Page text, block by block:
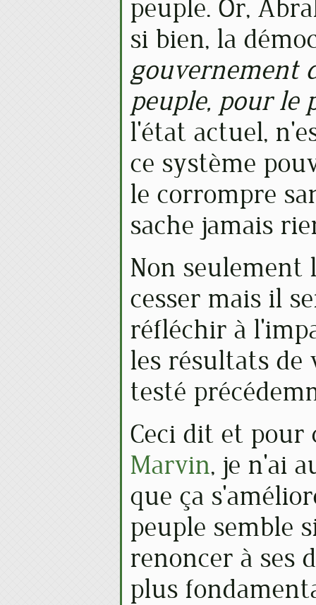
peuple. Or,
si bien, la
gouvernement
peuple, pour le
l'état actuel,
ce système
le corrompre
sache jamais
Non seulement
cesser mais il
réfléchir à
les résultats de
testé
Ceci dit et pour
Marvin, je n'ai
que ça
peuple semble
renoncer à ses
plus